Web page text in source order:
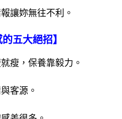
讓妳無往不利。
五大絕招】
瘦，保養靠毅力。
客源。